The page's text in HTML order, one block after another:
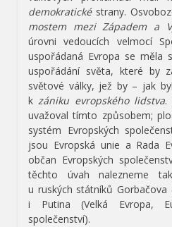
demokratické strany.
mostem mezi Západem a
úrovni vedoucích velmocí
uspořádaná Evropa se měla
uspořádání světa, které by
světové války, jež by – jak
kzániku evropského lidstva.
uvažoval tímto způsobem;
systém Evropských
jsou Evropská unie a Rada
občan Evropských
těchto úvah nalezneme
u ruských státníků
i Putina (Velká Evropa,
společenství).